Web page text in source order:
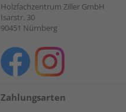
Holzfachzentrum Ziller GmbH
Isarstr. 30
90451 Nürnberg
Zahlungsarten